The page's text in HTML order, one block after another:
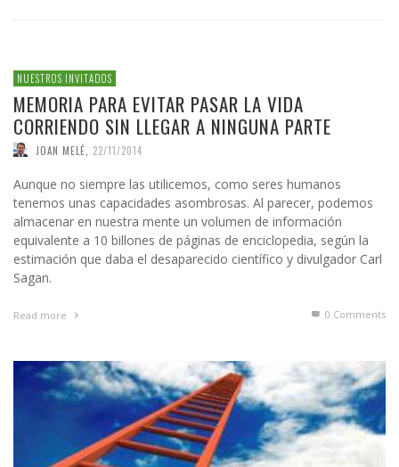
NUESTROS INVITADOS
MEMORIA PARA EVITAR PASAR LA VIDA
CORRIENDO SIN LLEGAR A NINGUNA PARTE
JOAN MELÉ 22/11/2014
Aunque no siempre las utilicemos, como seres humanos
tenemos unas capacidades asombrosas. Al parecer, podemos
almacenar en nuestra mente un volumen de información
equivalente a 10 billones de páginas de enciclopedia, según la
estimación que daba el desaparecido científico y divulgador Carl
Sagan.
Read more 0 Comments